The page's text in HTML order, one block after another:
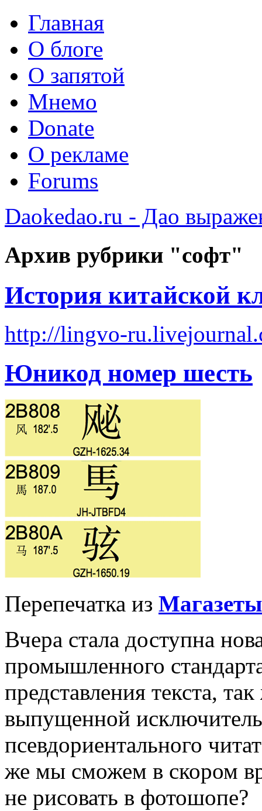
Главная
О блоге
О запятой
Мнемо
Donate
О рекламе
Forums
Daokedao.ru - Дао
Архив рубрики "софт"
История китайской
http://lingvo-
Юникод номер шесть
Перепечатка из Магазеты
Вчера стала доступна
промышленного
представления текста,
выпущенной
псевдориентального
же мы сможем в скором
не рисовать в фотошопе?